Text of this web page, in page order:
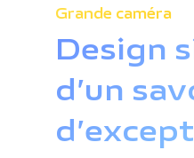
Grande caméra
Design
d’un